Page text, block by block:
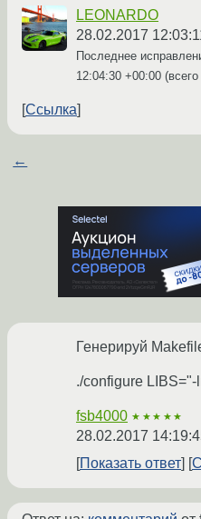
LEONARDO
28.02.2017
Последнее
12:04:30 +00:00
Ссылка
←
Генерируй
./configure LIBS="-
fsb4000 ★★★★★
28.02.2017
Показать ответ